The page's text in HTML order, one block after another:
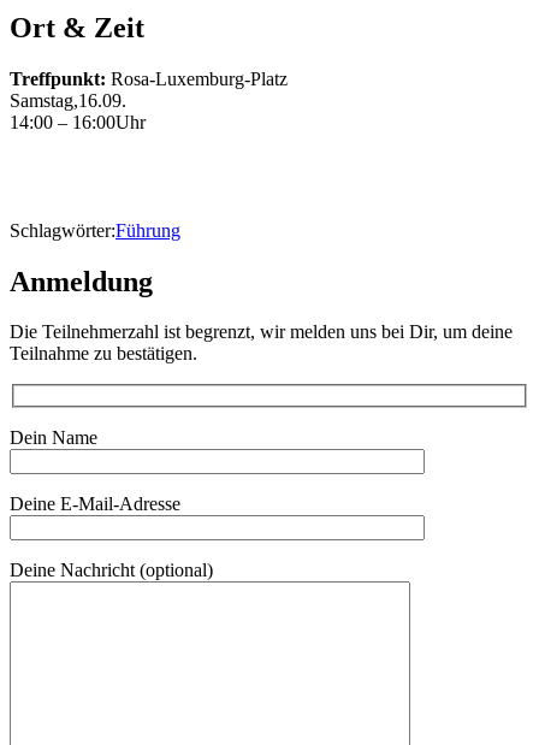
Ort & Zeit
Treffpunkt: Rosa-Luxemburg-Platz
Samstag,16.09.
14:00 – 16:00Uhr
Schlagwörter:Führung
Anmeldung
Die Teilnehmerzahl ist begrenzt, wir melden uns bei Dir, um deine
Teilnahme zu bestätigen.
Dein Name
Deine E-Mail-Adresse
Deine Nachricht (optional)